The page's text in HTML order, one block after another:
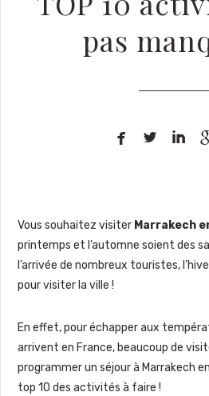
pas
  
Vous souhaitez visiter Marrakech
printemps et l’automne soient des
l’arrivée de nombreux touristes,
pour visiter la ville !
En effet, pour échapper aux
arrivent en France, beaucoup de
programmer un séjour à Marrakech
top 10 des activités à faire !